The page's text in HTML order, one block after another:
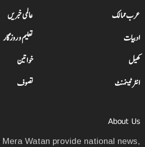
عرب ممالک
عالمی خبریں
ادبیات
تعلیم و روزگار
کھیل
خواتین
انٹرٹینمنٹ
تصوف
About Us
Mera Watan provide national news,